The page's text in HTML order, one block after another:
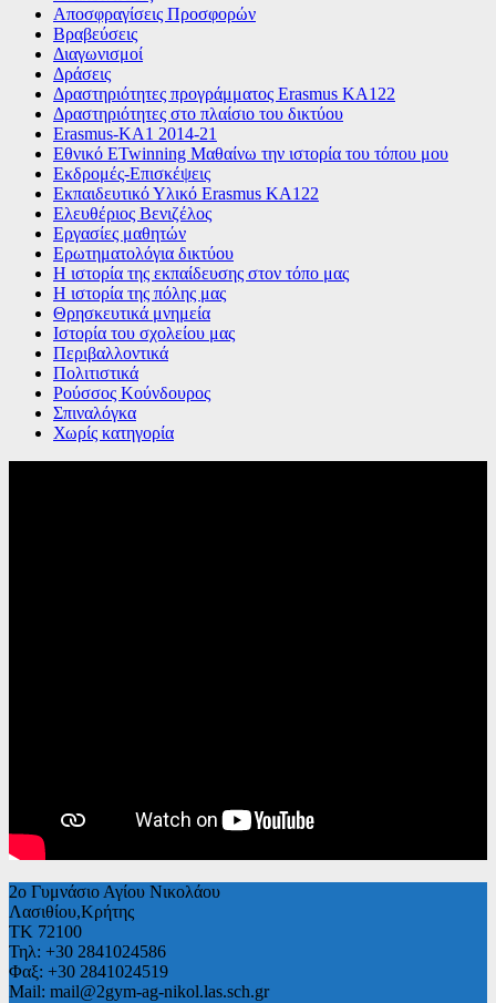
Αποσφραγίσεις Προσφορών
Βραβεύσεις
Διαγωνισμοί
Δράσεις
Δραστηριότητες προγράμματος Erasmus KA122
Δραστηριότητες στο πλαίσιο του δικτύου
Εrasmus-ΚΑ1 2014-21
Εθνικό ETwinning Μαθαίνω την ιστορία του τόπου μου
Εκδρομές-Επισκέψεις
Εκπαιδευτικό Υλικό Erasmus ΚΑ122
Ελευθέριος Βενιζέλος
Εργασίες μαθητών
Ερωτηματολόγια δικτύου
Η ιστορία της εκπαίδευσης στον τόπο μας
Η ιστορία της πόλης μας
Θρησκευτικά μνημεία
Ιστορία του σχολείου μας
Περιβαλλοντικά
Πολιτιστικά
Ρούσσος Κούνδουρος
Σπιναλόγκα
Χωρίς κατηγορία
2ο Γυμνάσιο Αγίου Νικολάου
Λασιθίου,Κρήτης
ΤΚ 72100
Τηλ: +30 2841024586
Φαξ: +30 2841024519
Mail: mail@2gym-ag-nikol.las.sch.gr